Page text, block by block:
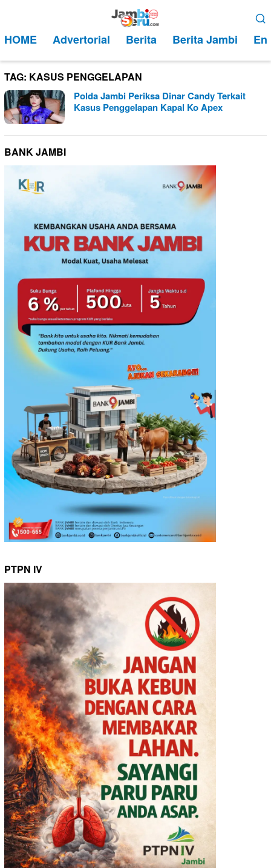
kontenMobile
HOME Advertorial Berita Berita Jambi
TAG: KASUS PENGGELAPAN
Polda Jambi Periksa Dinar Candy Terkait
Kasus Penggelapan Kapal Ko Apex
BANK JAMBI
PTPN IV